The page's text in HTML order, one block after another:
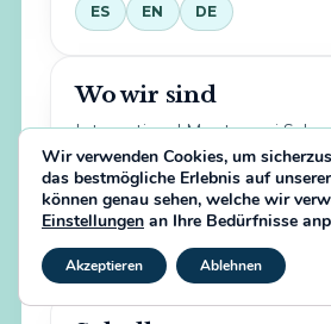
ES EN DE
Wo wir sind
International Montessori
Carr. de Cádiz, Edif.
11310, Cádiz
Wir verwenden Cookies, um
das bestmögliche Erlebnis auf
können genau sehen, welche wir
Einstellungen an Ihre Bedürfnisse
Akzeptieren Ablehnen